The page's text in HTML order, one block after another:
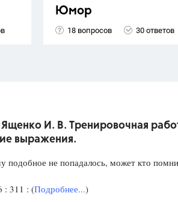
Юмор
18 вопросов 30 ответов
Ященко И. В. Тренировочная
выражения.
подобное не попадалось, может кто
: 311 : (Подробнее...)